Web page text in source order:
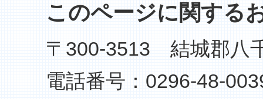
このページに関する
〒300-3513 結城郡八
電話番号：0296-48-